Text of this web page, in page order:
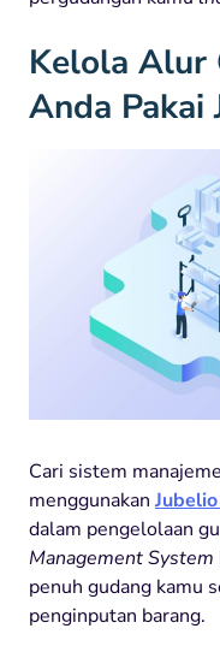
Kelola Alur
Anda Pakai
Cari sistem
menggunakan
dalam pengelolaan
Management System
penuh gudang kamu
penginputan barang.